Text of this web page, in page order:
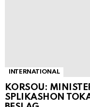
INTERNATIONAL
KORSOU:
SPLIKASHON